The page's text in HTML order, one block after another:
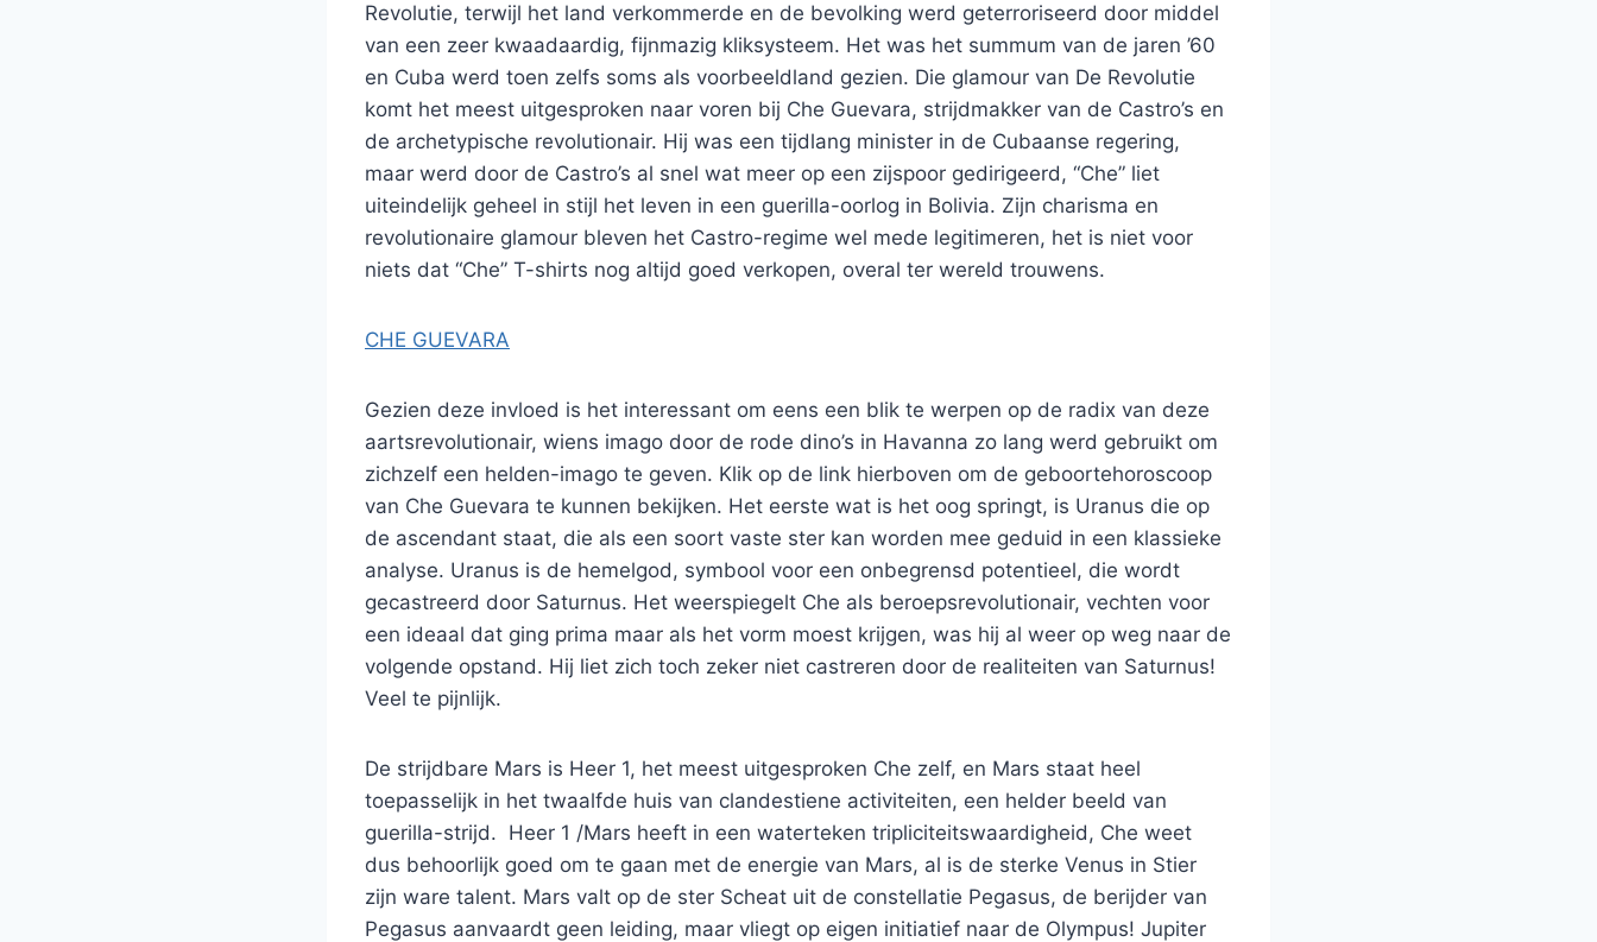
Revolutie, terwijl het land verkommerde en de bevolking werd geterroriseerd door middel
van een zeer kwaadaardig, fijnmazig kliksysteem. Het was het summum van de jaren ’60
en Cuba werd toen zelfs soms als voorbeeldland gezien. Die glamour van De Revolutie
komt het meest uitgesproken naar voren bij Che Guevara, strijdmakker van de Castro’s en
de archetypische revolutionair. Hij was een tijdlang minister in de Cubaanse regering,
maar werd door de Castro’s al snel wat meer op een zijspoor gedirigeerd, “Che” liet
uiteindelijk geheel in stijl het leven in een guerilla-oorlog in Bolivia. Zijn charisma en
revolutionaire glamour bleven het Castro-regime wel mede legitimeren, het is niet voor
niets dat “Che” T-shirts nog altijd goed verkopen, overal ter wereld trouwens.
CHE GUEVARA
Gezien deze invloed is het interessant om eens een blik te werpen op de radix van deze
aartsrevolutionair, wiens imago door de rode dino’s in Havanna zo lang werd gebruikt om
zichzelf een helden-imago te geven. Klik op de link hierboven om de geboortehoroscoop
van Che Guevara te kunnen bekijken. Het eerste wat is het oog springt, is Uranus die op
de ascendant staat, die als een soort vaste ster kan worden mee geduid in een klassieke
analyse. Uranus is de hemelgod, symbool voor een onbegrensd potentieel, die wordt
gecastreerd door Saturnus. Het weerspiegelt Che als beroepsrevolutionair, vechten voor
een ideaal dat ging prima maar als het vorm moest krijgen, was hij al weer op weg naar de
volgende opstand. Hij liet zich toch zeker niet castreren door de realiteiten van Saturnus!
Veel te pijnlijk.
De strijdbare Mars is Heer 1, het meest uitgesproken Che zelf, en Mars staat heel
toepasselijk in het twaalfde huis van clandestiene activiteiten, een helder beeld van
guerilla-strijd. Heer 1 /Mars heeft in een waterteken tripliciteitswaardigheid, Che weet
dus behoorlijk goed om te gaan met de energie van Mars, al is de sterke Venus in Stier
zijn ware talent. Mars valt op de ster Scheat uit de constellatie Pegasus, de berijder van
Pegasus aanvaardt geen leiding, maar vliegt op eigen initiatief naar de Olympus! Jupiter